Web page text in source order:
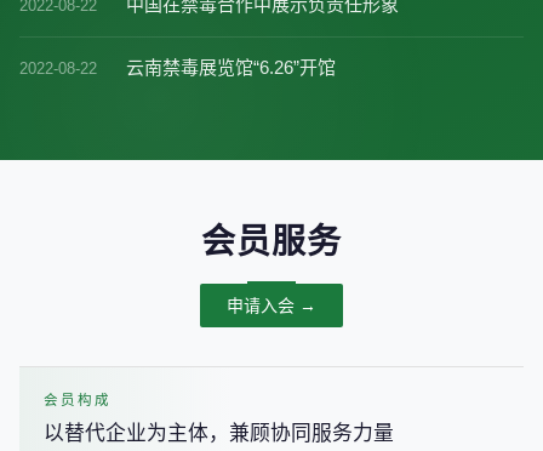
2022-08-22 中国在禁毒合作中展示负责任形象
2022-08-22 云南禁毒展览馆“6.26”开馆
会员服务
申请入会 →
会员构成
以替代企业为主体，兼顾协同服务力量